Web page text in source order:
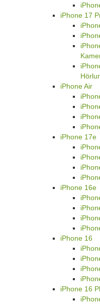
iPhone 17
iPhone Air
iPhone 17e
iPhone 16e
iPhone 16
iPhone 16